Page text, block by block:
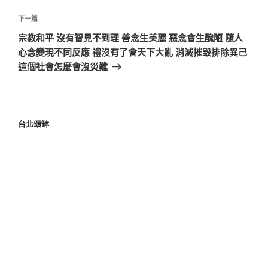
下一篇
宗教和平 沒有智見不到理 善念生美麗 惡念會生醜陋 隨人
心念變現不同反應 禮沒有了會天下大亂 消滅摧毀排除異己
這個社會怎麼會沒災難
台北頌缽